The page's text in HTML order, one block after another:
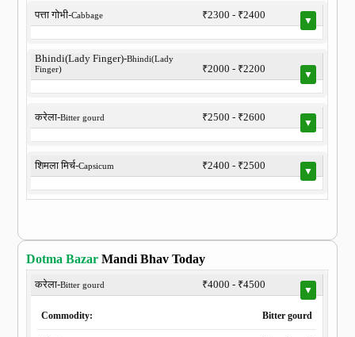
पत्ता गोभी-Cabbage ₹2300 - ₹2400 ▼
Bhindi(Lady Finger)-Bhindi(Lady
Finger)
₹2000 - ₹2200 ▼
करेला-Bitter gourd ₹2500 - ₹2600 ▼
शिमला मिर्च-Capsicum ₹2400 - ₹2500 ▼
Dotma Bazar Mandi Bhav Today
करेला-Bitter gourd ₹4000 - ₹4500 ▼
Commodity: Bitter gourd